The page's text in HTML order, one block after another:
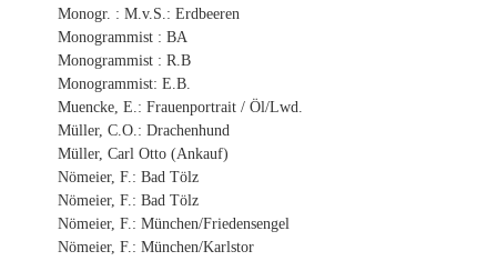
Monogr. : M.v.S.: Erdbeeren
Monogrammist : BA
Monogrammist : R.B
Monogrammist: E.B.
Muencke, E.: Frauenportrait / Öl/Lwd.
Müller, C.O.: Drachenhund
Müller, Carl Otto (Ankauf)
Nömeier, F.: Bad Tölz
Nömeier, F.: Bad Tölz
Nömeier, F.: München/Friedensengel
Nömeier, F.: München/Karlstor